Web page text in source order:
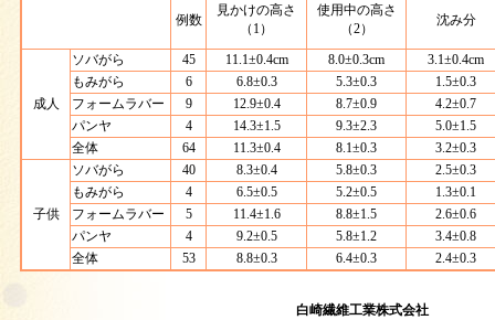
例数
見かけの高さ
（1）
使用中の高さ
（2）
沈み分
成人
ソバがら 45 11.1±0.4cm 8.0±0.3cm
3.1±0.4cm
もみがら
6 6.8±0.3 5.3±0.3
1.5±0.3
フォームラバー
9 12.9±0.4 8.7±0.9
4.2±0.7
パンヤ
4 14.3±1.5 9.3±2.3
5.0±1.5
全体
64 11.3±0.4 8.1±0.3 3.2±0.3
子供
ソバがら 40 8.3±0.4 5.8±0.3
2.5±0.3
もみがら
4 6.5±0.5 5.2±0.5
1.3±0.1
フォームラバー
5 11.4±1.6 8.8±1.5
2.6±0.6
パンヤ
4 9.2±0.5 5.8±1.2
3.4±0.8
全体
53 8.8±0.3 6.4±0.3 2.4±0.3
白崎繊維工業株式会社